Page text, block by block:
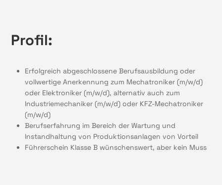
Profil:
Erfolgreich abgeschlossene Berufsausbildung oder
vollwertige Anerkennung zum Mechatroniker (m/w/d)
oder Elektroniker (m/w/d), alternativ auch zum
Industriemechaniker (m/w/d) oder KFZ-Mechatroniker
(m/w/d)
Berufserfahrung im Bereich der Wartung und
Instandhaltung von Produktionsanlagen von Vorteil
Führerschein Klasse B wünschenswert, aber kein Muss